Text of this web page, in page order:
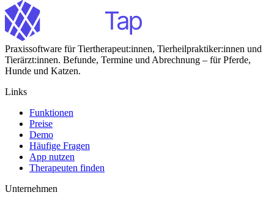
Praxissoftware für Tiertherapeut:innen, Tierheilpraktiker:innen und
Tierärzt:innen. Befunde, Termine und Abrechnung – für Pferde,
Hunde und Katzen.
Links
Funktionen
Preise
Demo
Häufige Fragen
App nutzen
Therapeuten finden
Unternehmen